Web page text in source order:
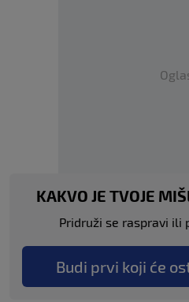
KAKVO JE TVOJE
Pridruži se raspravi ili
Budi prvi koji će